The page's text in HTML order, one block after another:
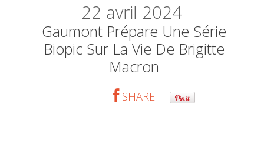
22 avril 2024
Gaumont Prépare Une Série
Biopic Sur La Vie De Brigitte
Macron
SHARE